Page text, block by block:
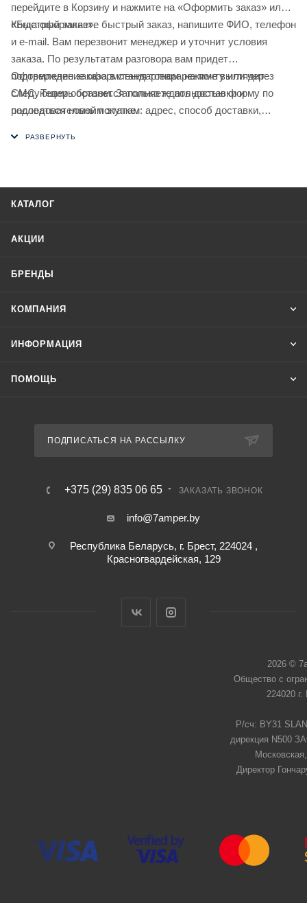
перейдите в Корзину и нажмите на «Оформить заказ» или
«Быстрый заказ».
Когда оформляете быстрый заказ, напишите ФИО, телефон
и e-mail. Вам перезвонит менеджер и уточнит условия
заказа. По результатам разговора вам придет
подтверждение оформления товара на почту или через
СМС. Теперь останется только ждать доставки и
радоваться новой покупке.
Оформление заказа в стандартном режиме выглядит
следующим образом. Заполняете полностью форму по
последовательным этапам: адрес, способ доставки,
КАТАЛОГ
АКЦИИ
БРЕНДЫ
КОМПАНИЯ
ИНФОРМАЦИЯ
ПОМОЩЬ
ПОДПИСАТЬСЯ НА РАССЫЛКУ
+375 (29) 835 06 65 ЗАКАЗАТЬ ЗВОНОК
info@7amper.by
Республика Беларусь, г. Брест, 224024 ,
Красногвардейская, 129
2026 ©
Общество с
224020
Р/сч: BY31
дирекция N500
Директор